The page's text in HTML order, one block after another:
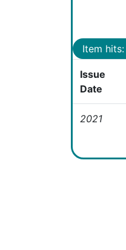
Item hits:
Issue
Date
2021